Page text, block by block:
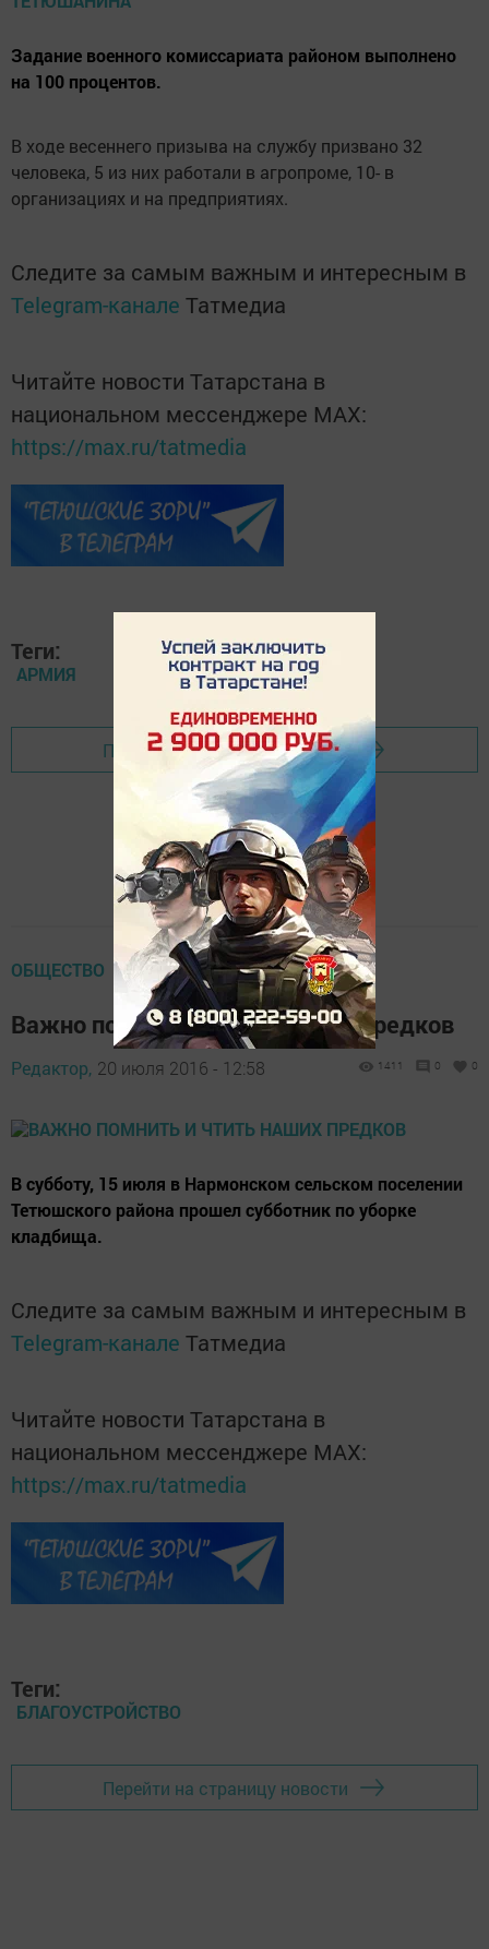
Задание военного комиссариата районом выполнено
на 100 процентов.
В ходе весеннего призыва на службу призвано 32
человека, 5 из них работали в агропроме, 10- в
организациях и на предприятиях.
Следите за самым важным и интересным в
Telegram-канале Татмедиа
Читайте новости Татарстана в
национальном мессенджере MАХ:
https://max.ru/tatmedia
Теги:
АРМИЯ
Перейти на страницу новости
ОБЩЕСТВО
Важно помнить и чтить наших предков
Редактор, 20 июля 2016 - 12:58 1411 0 0
В субботу, 15 июля в Нармонском сельском поселении
Тетюшского района прошел субботник по уборке
кладбища.
Следите за самым важным и интересным в
Telegram-канале Татмедиа
Читайте новости Татарстана в
национальном мессенджере MАХ:
https://max.ru/tatmedia
Теги:
БЛАГОУСТРОЙСТВО
Перейти на страницу новости